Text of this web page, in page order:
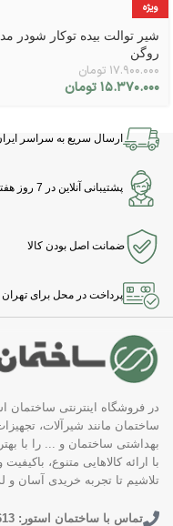
ویژه
شیر توالت بیده توکار شودر
روگن
۱۷.۹۰۰.۰۰۰ تومان
۱۵.۳۷۰.۰۰۰تومان
ارسال سریع به سراسر
پشتیبانی آنلاین در 7 روز هفته
ضمانت اصل بودن کالا
پرداخت در محل برای تهران
در فروشگاه اینترنتی ساختمان
ساختمان مانند شیرآلات،
بهداشتی ساختمان و ... را با
با ارائه کالاهایی متنوع،
تلاشیم تا تجربه خریدی آسان
تماس با ساختمان استور: 02144941613